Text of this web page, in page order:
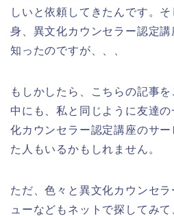
しいと依頼してきたんです。
身、異文化カウンセラー認定
知ったのですが、、、
もしかしたら、こちらの記事
中にも、私と同じように友達
化カウンセラー認定講座のサ
た人もいるかもしれません。
ただ、色々と異文化カウンセ
ューなどもネットで探してみ